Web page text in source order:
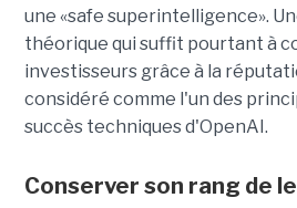
une «safe superintelligence».
théorique qui suffit pourtant à
investisseurs grâce à la
considéré comme l'un des
succès techniques d'OpenAI.
Conserver son rang de